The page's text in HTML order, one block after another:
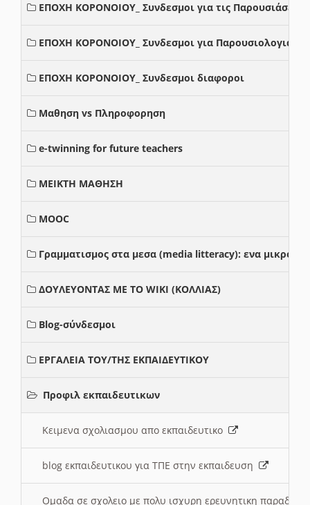
ΕΠΟΧΗ ΚΟΡΟΝΟΙΟΥ_ Συνδεσμοι για τις Παρουσιάσεις
ΕΠΟΧΗ ΚΟΡΟΝΟΙΟΥ_ Συνδεσμοι για Παρουσιολογια
ΕΠΟΧΗ ΚΟΡΟΝΟΙΟΥ_ Συνδεσμοι διαφοροι
Μαθηση vs Πληροφορηση
e-twinning for future teachers
ΜΕΙΚΤΗ ΜΑΘΗΣΗ
MOOC
Γραμματισμος στα μεσα (media litteracy): ενα μικρο
ΔΟΥΛΕΥΟΝΤΑΣ ΜΕ ΤΟ WIKI (ΚΟΛΛΙΑΣ)
Blog-σύνδεσμοι
ΕΡΓΑΛΕΙΑ ΤΟΥ/ΤΗΣ ΕΚΠΑΙΔΕΥΤΙΚΟΥ
Προφιλ εκπαιδευτικων
Κειμενα σχολιασμου απο εκπαιδευτικο
blog εκπαιδευτικου για ΤΠΕ στην εκπαιδευση
Ομαδα σε σχολειο με πολυ ισχυρη ερευνητικη